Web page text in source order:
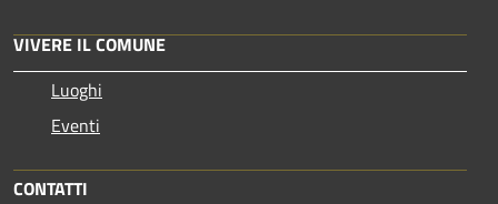
VIVERE IL COMUNE
Luoghi
Eventi
CONTATTI